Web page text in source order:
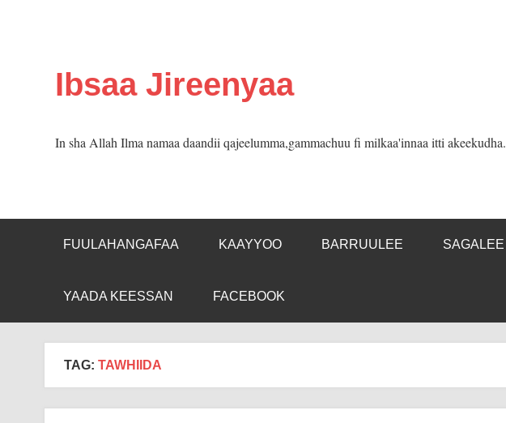
Ibsaa Jireenyaa
In sha Allah Ilma namaa daandii qajeelumma,gammachuu fi milkaa'innaa itti akeekudha.
FUULAHANGAFAA KAAYYOO BARRUULEE SAGALEE
YAADA KEESSAN FACEBOOK
TAG: TAWHIIDA